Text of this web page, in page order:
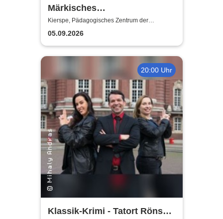
Märkisches
Jugendsinfonieorchester
(MJO) - Junge Klangkraft:
Shalom
Kierspe, Pädagogisches Zentrum der
Gesamtschule Kierspe
05.09.2026
20:00 Uhr
Klassik-Krimi - Tatort Rönsahl